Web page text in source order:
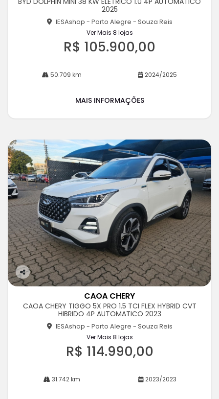
rtil
2025
IESAshop - Porto Alegre - Souza Reis
Ver Mais 8 lojas
R$ 105.900,00
50.709 km 2024/2025
MAIS INFORMAÇÕES
Co
rtil
CAOA CHERY
CAOA CHERY TIGGO 5X PRO 1.5 TCI FLEX HYBRID CVT
HIBRIDO 4P AUTOMATICO 2023
IESAshop - Porto Alegre - Souza Reis
Ver Mais 8 lojas
R$ 114.990,00
31.742 km 2023/2023